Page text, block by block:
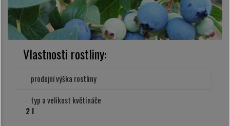
Vlastnosti rostliny:
prodejní výška rostliny
typ a velikost květináče
2 l